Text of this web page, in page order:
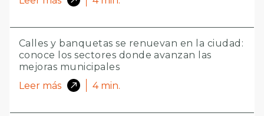
Calles y banquetas se renuevan en la ciudad:
conoce los sectores donde avanzan las
mejoras municipales
Leer más
4 min.